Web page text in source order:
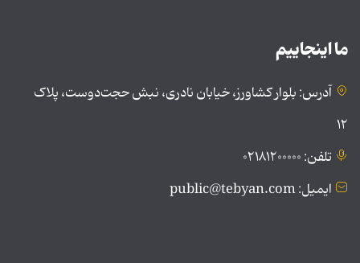
ما اینجاییم
آدرس: بلوار کشاورز، خیابان نادری، نبش حجت‌دوست، پلاک
۱۲
تلفن: ۰۲۱۸۱۲۰۰۰۰۰
ایمیل: public@tebyan.com